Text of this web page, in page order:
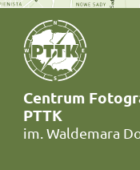
Centrum
PTTK
im. Waldemara